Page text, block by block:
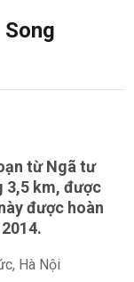
từ Ngã tư
3,5 km, được
được hoàn
Hà Nội